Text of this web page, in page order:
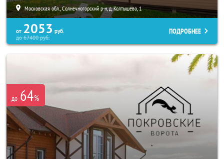
Московская обл., Солнечногорский р-н, д. Колтышево, 1
от 2053 руб.
до67400руб.
ПОДРОБНЕЕ
до 64%